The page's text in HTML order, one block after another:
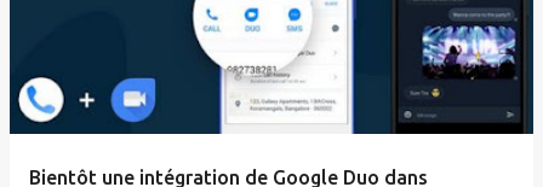
Bientôt une intégration de Google Duo dans